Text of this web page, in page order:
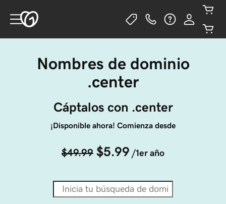
Nombres de dominio
.center
Cáptalos con .center
¡Disponible ahora! Comienza desde
$49.99 $5.99 /1er año